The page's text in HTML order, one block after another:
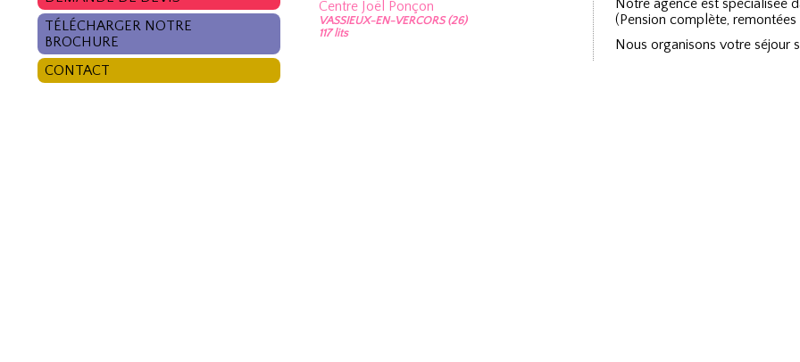
TÉLÉCHARGER NOTRE
BROCHURE
CONTACT
Centre Joël Ponçon
VASSIEUX-EN-VERCORS (26)
117 lits
Notre agence est spécialisée
(Pension complète,
Nous organisons votre séjour